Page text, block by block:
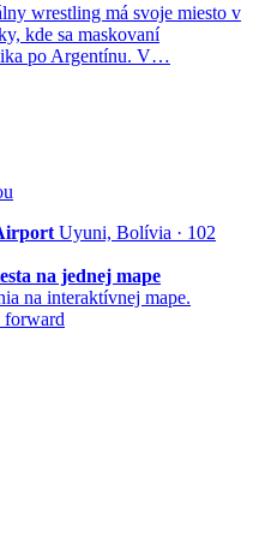
wrestling má svoje miesto v
kde sa maskovaní
po Argentínu. V…
Uyuni, Bolívia · 102
na jednej mape
na interaktívnej mape.